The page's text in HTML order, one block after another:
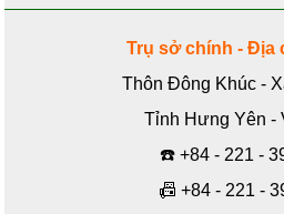
Trụ sở chính - Địa
Thôn Đông Khúc -
Tỉnh Hưng Yên -
☎️ +84 - 221 -
📠 +84 - 221 -